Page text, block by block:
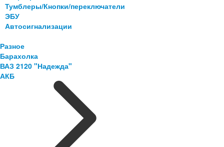
Тумблеры/Кнопки/переключатели
ЭБУ
Автосигнализации
Разное
Барахолка
ВАЗ 2120 "Надежда"
АКБ